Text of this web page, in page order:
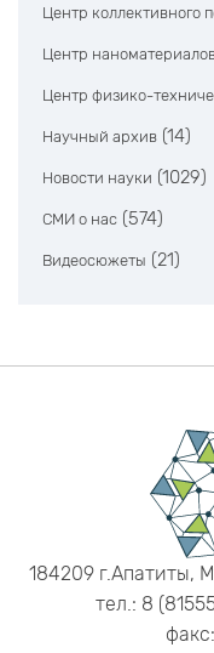
Центр коллективного
Центр
Центр физико-
Научный архив (14)
Новости науки (1029)
СМИ о нас (574)
Видеосюжеты (21)
184209 г.Апатиты,
тел.: 8